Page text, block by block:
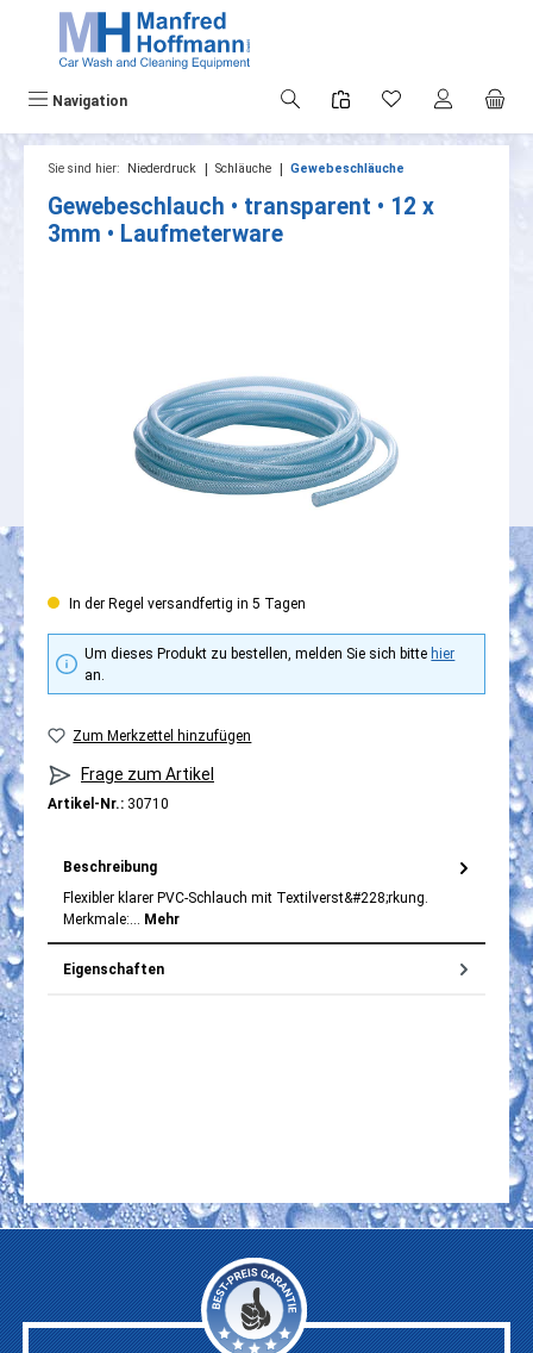
springen
Navigation
Sie sind hier: Niederdruck | Schläuche | Gewebeschläuche
Gewebeschlauch • transparent • 12 x
3mm • Laufmeterware
In der Regel versandfertig in 5 Tagen
Um dieses Produkt zu bestellen, melden Sie sich bitte hier
an.
Zum Merkzettel hinzufügen
Frage zum Artikel
Artikel-Nr.: 30710
Beschreibung
Flexibler klarer PVC-Schlauch mit Textilverst&#228;rkung.
Merkmale:… Mehr
Eigenschaften